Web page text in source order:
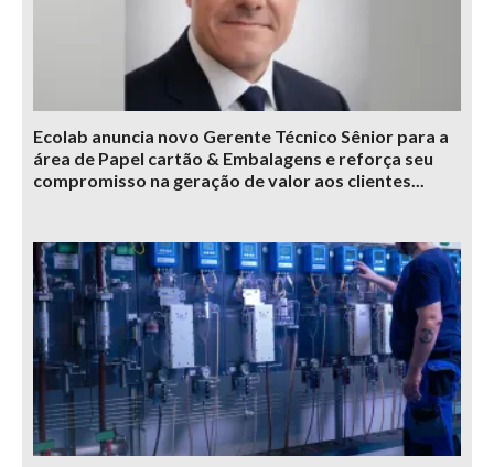
Ecolab anuncia novo Gerente Técnico Sênior para a
área de Papel cartão & Embalagens e reforça seu
compromisso na geração de valor aos clientes...